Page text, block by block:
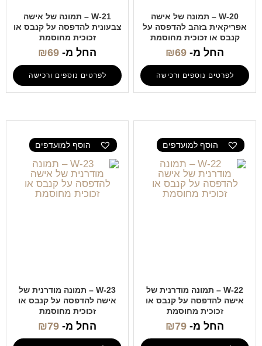
W-20 – תמונה של אישה
אפריקאית בזהב להדפסה על
קנבס או זכוכית מחוסמת
החל מ- ₪69
לפרטים נוספים ורכישה
W-21 – תמונה של אישה
צבעונית להדפסה על קנבס או
זכוכית מחוסמת
החל מ- ₪69
לפרטים נוספים ורכישה
הוסף למועדפים
W-22 – תמונה מודרנית של
אישה להדפסה על קנבס או
זכוכית מחוסמת
החל מ- ₪79
הוסף למועדפים
W-23 – תמונה מודרנית של
אישה להדפסה על קנבס או
זכוכית מחוסמת
החל מ- ₪79